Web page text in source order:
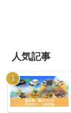
人気記事